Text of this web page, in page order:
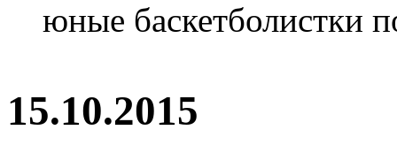
юные баскетболистки
15.10.2015